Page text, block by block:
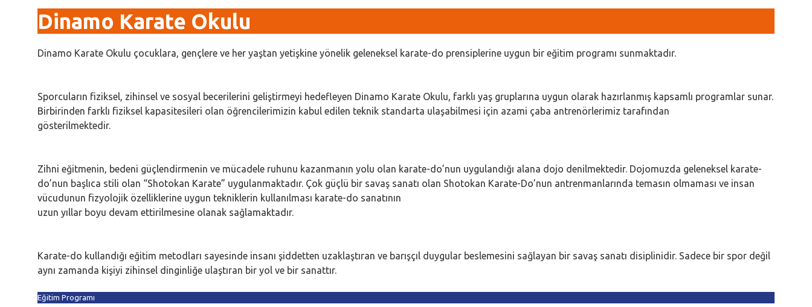
Dinamo Karate Okulu
Dinamo Karate Okulu çocuklara, gençlere ve her yaştan yetişkine yönelik geleneksel karate-do prensiplerine uygun bir eğitim programı sunmaktadır.
Sporcuların fiziksel, zihinsel ve sosyal becerilerini geliştirmeyi hedefleyen Dinamo Karate Okulu, farklı yaş gruplarına uygun olarak hazırlanmış kapsamlı programlar sunar.
Birbirinden farklı fiziksel kapasitesileri olan öğrencilerimizin kabul edilen teknik standarta ulaşabilmesi için azami çaba antrenörlerimiz tarafından
gösterilmektedir.
Zihni eğitmenin, bedeni güçlendirmenin ve mücadele ruhunu kazanmanın yolu olan karate-do’nun uygulandığı alana dojo denilmektedir. Dojomuzda geleneksel karate-
do’nun başlıca stili olan “Shotokan Karate” uygulanmaktadır. Çok güçlü bir savaş sanatı olan Shotokan Karate-Do’nun antrenmanlarında temasın olmaması ve insan
vücudunun fizyolojik özelliklerine uygun tekniklerin kullanılması karate-do sanatının
uzun yıllar boyu devam ettirilmesine olanak sağlamaktadır.
Karate-do kullandığı eğitim metodları sayesinde insanı şiddetten uzaklaştıran ve barışçıl duygular beslemesini sağlayan bir savaş sanatı disiplinidir. Sadece bir spor değil
aynı zamanda kişiyi zihinsel dinginliğe ulaştıran bir yol ve bir sanattır.
Eğitim Programı